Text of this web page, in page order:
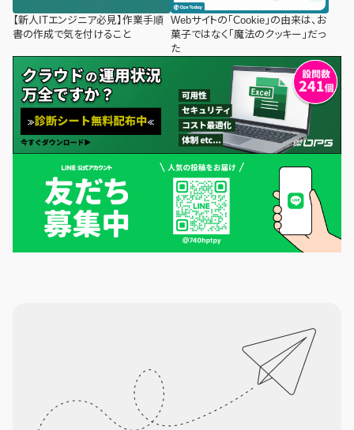
【新人ITエンジニア必見】作業手順
書の作成で気を付けること
Webサイトの「Cookie」の由来は、お
菓子ではなく「魔法のクッキー」だっ
た